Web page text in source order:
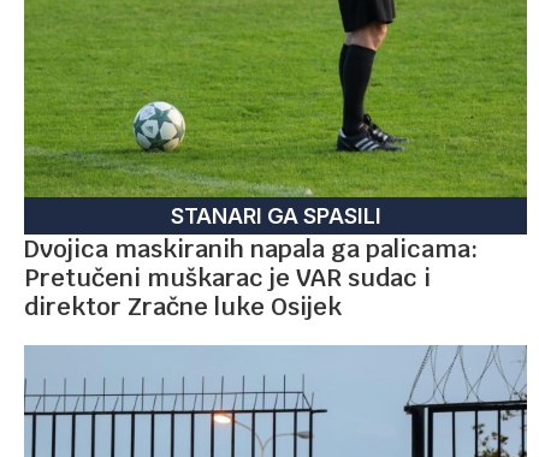
STANARI GA SPASILI
Dvojica maskiranih napala ga palicama:
Pretučeni muškarac je VAR sudac i
direktor Zračne luke Osijek